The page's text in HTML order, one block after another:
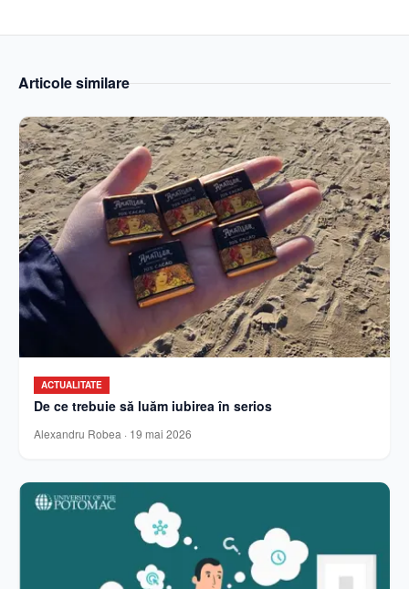
Articole similare
ACTUALITATE
De ce trebuie să luăm iubirea în serios
Alexandru Robea · 19 mai 2026